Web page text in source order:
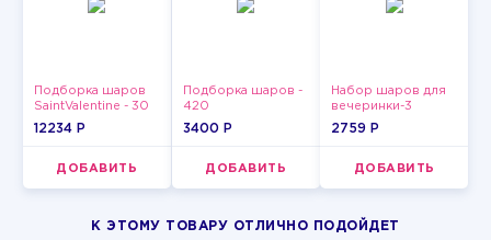
Подборка шаров
SaintValentine - 30
12234 P
ДОБАВИТЬ
Подборка шаров -
420
3400 P
ДОБАВИТЬ
Набор шаров для
вечеринки-3
2759 P
ДОБАВИТЬ
К ЭТОМУ ТОВАРУ ОТЛИЧНО ПОДОЙДЕТ